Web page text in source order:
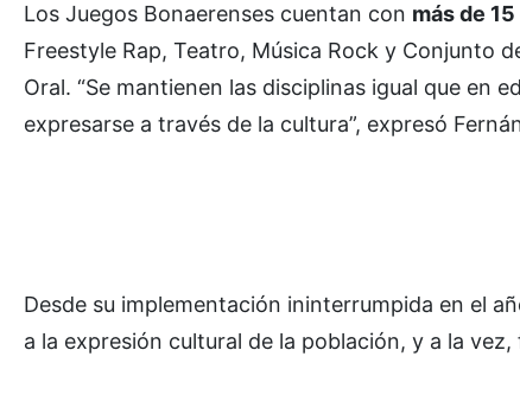
Los Juegos Bonaerenses cuentan con más de
Freestyle Rap, Teatro, Música Rock y Conjunto
Oral. “Se mantienen las disciplinas igual que en
expresarse a través de la cultura”, expresó
Desde su implementación ininterrumpida en el
a la expresión cultural de la población, y a la